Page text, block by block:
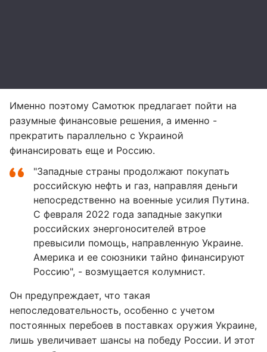
Именно поэтому Самотюк предлагает пойти на
разумные финансовые решения, а именно -
прекратить параллельно с Украиной
финансировать еще и Россию.
"Западные страны продолжают покупать
российскую нефть и газ, направляя деньги
непосредственно на военные усилия Путина.
С февраля 2022 года западные закупки
российских энергоносителей втрое
превысили помощь, направленную Украине.
Америка и ее союзники тайно финансируют
Россию", - возмущается колумнист.
Он предупреждает, что такая
непоследовательность, особенно с учетом
постоянных перебоев в поставках оружия Украине,
лишь увеличивает шансы на победу России. И этот